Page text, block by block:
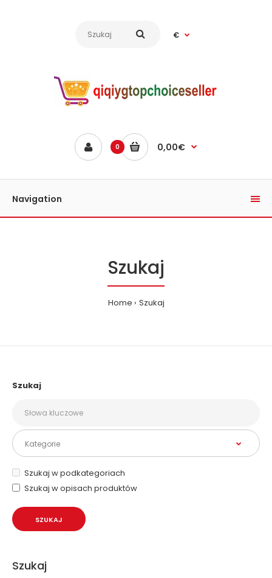
€
0 0,00€
Navigation
Szukaj
Home Szukaj
Szukaj
Szukaj w podkategoriach
Szukaj w opisach produktów
Szukaj